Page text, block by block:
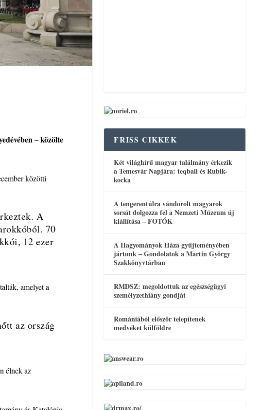
– közölte
közötti
A
70
12 ezer
amelyet a
az ország
élnek az
FRISS CIKKEK
Két világhírű magyar találmány érkezik
a Temesvár Napjára: teqball és Rubik-
kocka
A tengerentúlra vándorolt magyarok
sorsát dolgozza fel a Nemzeti Múzeum új
kiállítása – FOTÓK
A Hagyományok Háza gyűjteményében
jártunk – Gondolatok a Martin György
Szakkönyvtárban
RMDSZ: megoldottuk az egészségügyi
személyzethiány gondját
Romániából először telepítenek
medvéket külföldre